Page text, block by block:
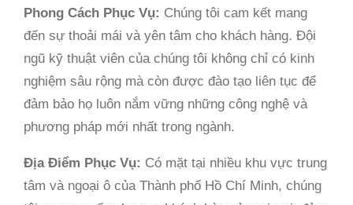
Phong Cách Phục Vụ: Chúng tôi cam kết mang
đến sự thoải mái và yên tâm cho khách hàng. Đội
ngũ kỹ thuật viên của chúng tôi không chỉ có kinh
nghiệm sâu rộng mà còn được đào tạo liên tục để
đảm bảo họ luôn nắm vững những công nghệ và
phương pháp mới nhất trong ngành.
Địa Điểm Phục Vụ: Có mặt tại nhiều khu vực trung
tâm và ngoại ô của Thành phố Hồ Chí Minh, chúng